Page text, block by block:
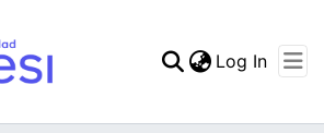
Log In